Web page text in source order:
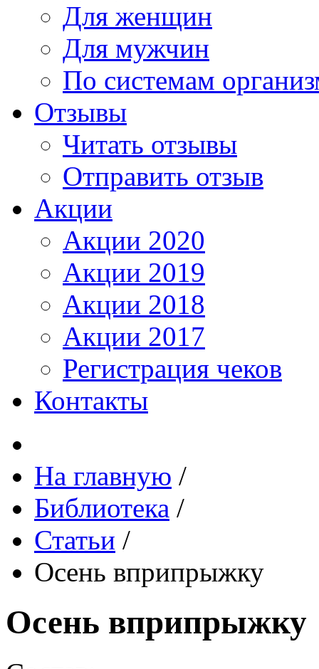
Для женщин
Для мужчин
По системам
Отзывы
Читать отзывы
Отправить отзыв
Акции
Акции 2020
Акции 2019
Акции 2018
Акции 2017
Регистрация чеков
Контакты
На главную /
Библиотека /
Статьи /
Осень вприпрыжку
Осень вприпрыжку